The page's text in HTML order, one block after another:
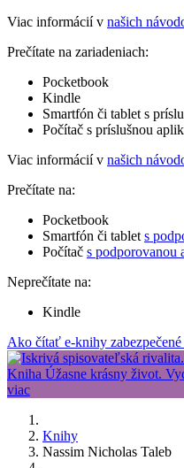
Viac informácií v našich
Prečítate na zariadeniach:
Pocketbook
Kindle
Smartfón či tablet s
Počítač s príslušnou
Viac informácií v našich
Prečítate na:
Pocketbook
Smartfón či tablet s
Počítač s podporovanou
Neprečítate na:
Kindle
Ako čítať e-knihy
Knihy
Nassim Nicholas Taleb